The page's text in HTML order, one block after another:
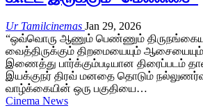
Ur Tamilcinemas Jan 29, 2026
“ஒவ்வொரு ஆணும் பெண்ணும்
வைத்திருக்கும் திறமையையும்
இணைத்து பார்க்கும்படியான திரைப்படம்
இயக்குநர் திரவ் மனதை தொடும்
வாழ்க்கையின் ஒரு பகுதியை…
Cinema News